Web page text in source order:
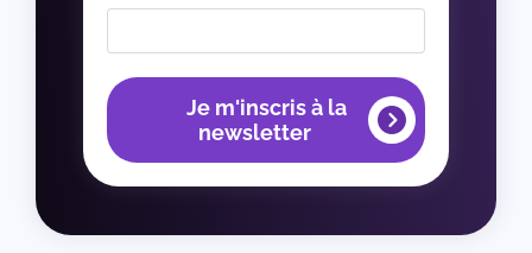
Je m'inscris à la
newsletter